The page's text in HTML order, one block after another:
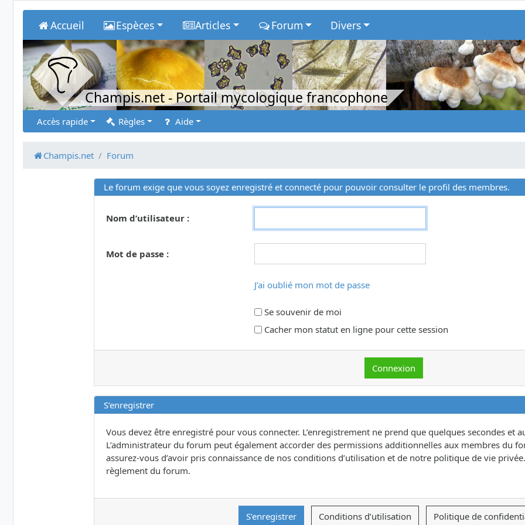
Accueil Espèces Articles Forum Divers
Champis.net- Portail mycologique francophone
Accès rapide Règles Aide
Champis.net Forum
Le forum exige que vous soyez enregistré et connecté pour pouvoir consulter le profil des membres.
Nom d’utilisateur :
Mot de passe :
J’ai oublié mon mot de passe
Se souvenir de moi
Cacher mon statut en ligne pour cette session
S’enregistrer
Vous devez être enregistré pour vous connecter. L’enregistrement ne prend que quelques secondes et
L’administrateur du forum peut également accorder des permissions additionnelles aux membres du
assurez-vous d’avoir pris connaissance de nos conditions d’utilisation et de notre politique de vie
règlement du forum.
S’enregistrer Conditions d’utilisation Politique de